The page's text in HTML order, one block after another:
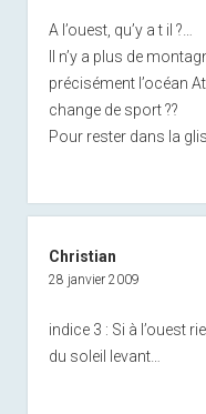
A l’ouest, qu’y a t il ?…
Il n’y a plus de
précisément l’océan
change de sport ??
Pour rester dans la
Christian
28 janvier 2009
indice 3 : Si à l’ouest
du soleil levant…